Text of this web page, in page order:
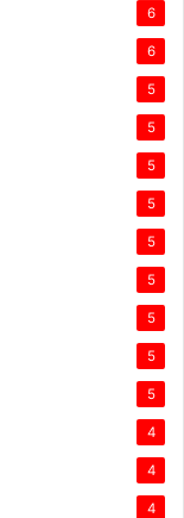
6
6
5
5
5
5
5
5
5
5
5
4
4
4